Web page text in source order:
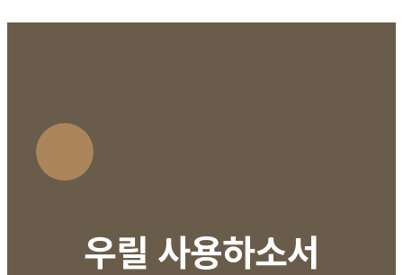
우릴 사용하소서